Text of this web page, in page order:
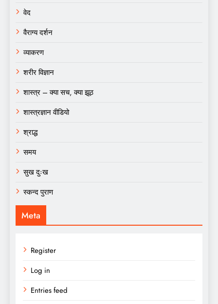
वेद
वैराग्य दर्शन
व्याकरण
शरीर विज्ञान
शास्त्र – क्या सच, क्या झूठ
शास्त्रज्ञान वीडियो
श्राद्ध
समय
सुख दुःख
स्कन्द पुराण
Meta
Register
Log in
Entries feed